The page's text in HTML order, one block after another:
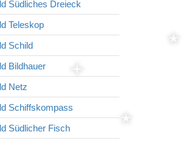
Südliches Dreieck
Teleskop
Schild
Bildhauer
Netz
Schiffskompass
Südlicher Fisch